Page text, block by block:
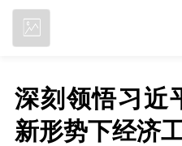
深刻领悟习近
新形势下经济